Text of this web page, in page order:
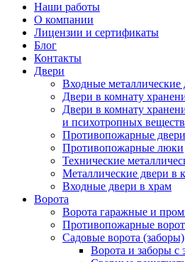
Наши работы
О компании
Лицензии и сертификаты
Блог
Контакты
Двери
Входные металлические
Двери в комнату
Двери в комнату
и психотропных
Противопожарные двери
Противопожарные люки
Технические
Металлические двери в
Входные двери в храм
Ворота
Ворота гаражные и
Противопожарные
Садовые ворота (заборы)
Ворота и заборы с